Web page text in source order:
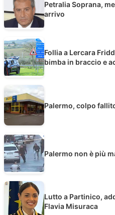
Petralia Soprana,
arrivo
Follia a Lercara
bimba in braccio e
Palermo, colpo
Palermo non è più
Lutto a Partinico,
Flavia Misuraca